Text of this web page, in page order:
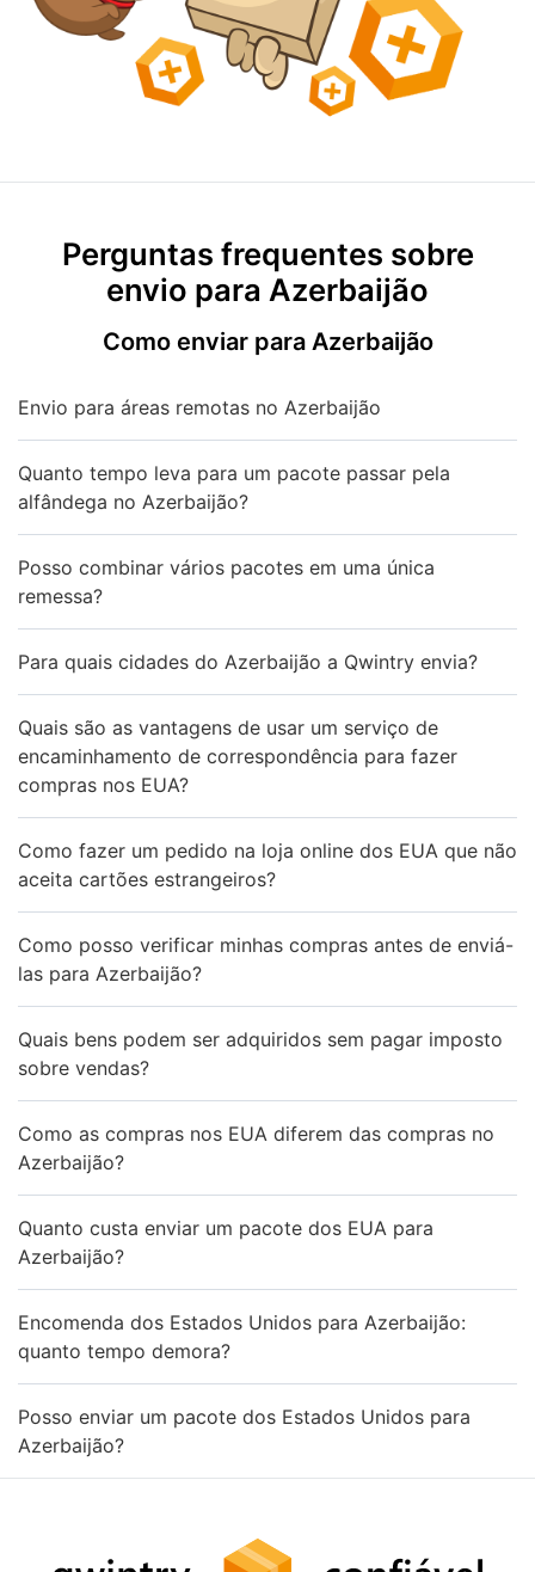
Perguntas frequentes sobre
envio para Azerbaijão
Como enviar para Azerbaijão
Envio para áreas remotas no Azerbaijão
Quanto tempo leva para um pacote passar pela
alfândega no Azerbaijão?
Posso combinar vários pacotes em uma única
remessa?
Para quais cidades do Azerbaijão a Qwintry envia?
Quais são as vantagens de usar um serviço de
encaminhamento de correspondência para fazer
compras nos EUA?
Como fazer um pedido na loja online dos EUA que não
aceita cartões estrangeiros?
Como posso verificar minhas compras antes de enviá-
las para Azerbaijão?
Quais bens podem ser adquiridos sem pagar imposto
sobre vendas?
Como as compras nos EUA diferem das compras no
Azerbaijão?
Quanto custa enviar um pacote dos EUA para
Azerbaijão?
Encomenda dos Estados Unidos para Azerbaijão:
quanto tempo demora?
Posso enviar um pacote dos Estados Unidos para
Azerbaijão?